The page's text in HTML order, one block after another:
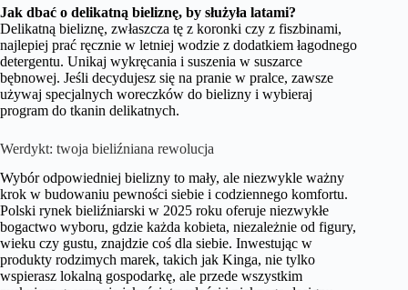
Jak dbać o delikatną bieliznę, by służyła latami?
Delikatną bieliznę, zwłaszcza tę z koronki czy z fiszbinami,
najlepiej prać ręcznie w letniej wodzie z dodatkiem łagodnego
detergentu. Unikaj wykręcania i suszenia w suszarce
bębnowej. Jeśli decydujesz się na pranie w pralce, zawsze
używaj specjalnych woreczków do bielizny i wybieraj
program do tkanin delikatnych.
Werdykt: twoja bieliźniana rewolucja
Wybór odpowiedniej bielizny to mały, ale niezwykle ważny
krok w budowaniu pewności siebie i codziennego komfortu.
Polski rynek bieliźniarski w 2025 roku oferuje niezwykłe
bogactwo wyboru, gdzie każda kobieta, niezależnie od figury,
wieku czy gustu, znajdzie coś dla siebie. Inwestując w
produkty rodzimych marek, takich jak Kinga, nie tylko
wspierasz lokalną gospodarkę, ale przede wszystkim